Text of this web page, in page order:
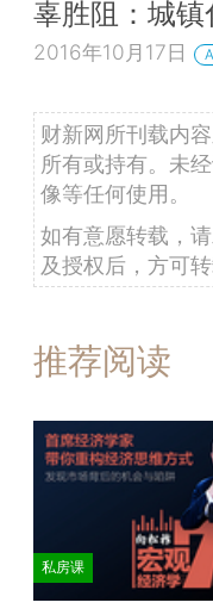
辜胜阻：城
2016年10月17日
财新网所刊载内
所有或持有。未
像等任何使用。
如有意愿转载，
及授权后，方可转
推荐阅读
私房课